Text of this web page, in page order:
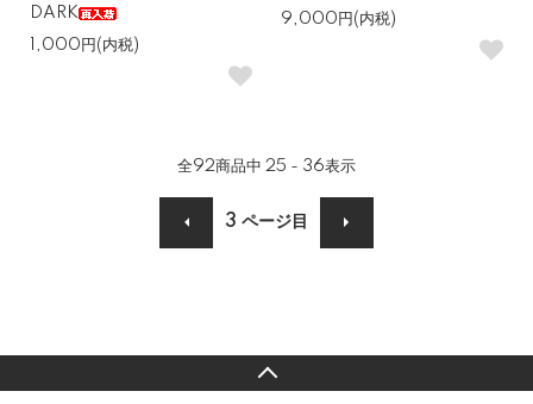
DARK
1,000円(内税)
9,000円(内税)
全92商品中 25 - 36表示
3 ページ目